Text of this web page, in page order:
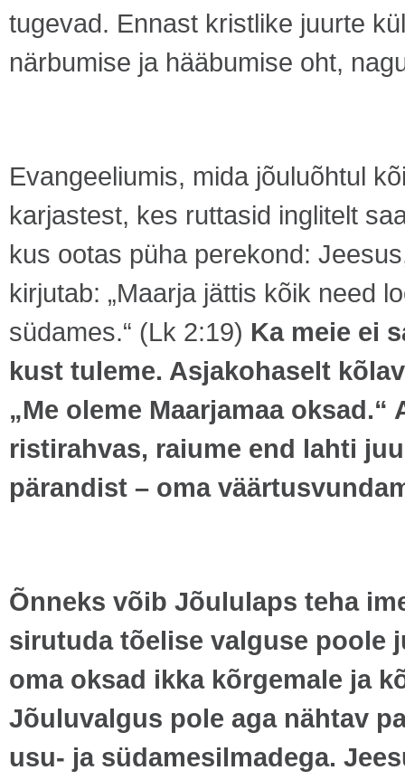
tugevad. Ennast kristlike juurte
närbumise ja hääbumise oht,
Evangeeliumis, mida jõuluõhtul
karjastest, kes ruttasid inglitelt
kus ootas püha perekond:
kirjutab: „Maarja jättis kõik need
südames.“ (Lk 2:19) Ka meie ei
kust tuleme. Asjakohaselt
„Me oleme Maarjamaa
ristirahvas, raiume end lahti
pärandist – oma
Õnneks võib Jõululaps teha
sirutuda tõelise valguse poole
oma oksad ikka kõrgemale ja
Jõuluvalgus pole aga nähtav
usu- ja südamesilmadega.